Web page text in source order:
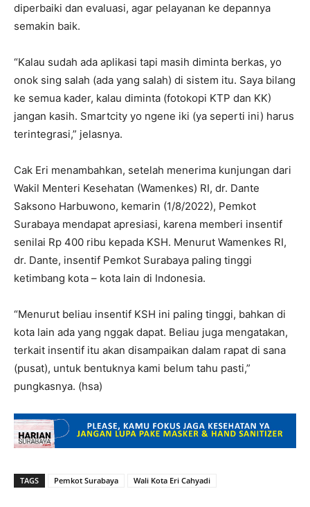
diperbaiki dan evaluasi, agar pelayanan ke depannya
semakin baik.
“Kalau sudah ada aplikasi tapi masih diminta berkas, yo
onok sing salah (ada yang salah) di sistem itu. Saya bilang
ke semua kader, kalau diminta (fotokopi KTP dan KK)
jangan kasih. Smartcity yo ngene iki (ya seperti ini) harus
terintegrasi,” jelasnya.
Cak Eri menambahkan, setelah menerima kunjungan dari
Wakil Menteri Kesehatan (Wamenkes) RI, dr. Dante
Saksono Harbuwono, kemarin (1/8/2022), Pemkot
Surabaya mendapat apresiasi, karena memberi insentif
senilai Rp 400 ribu kepada KSH. Menurut Wamenkes RI,
dr. Dante, insentif Pemkot Surabaya paling tinggi
ketimbang kota – kota lain di Indonesia.
“Menurut beliau insentif KSH ini paling tinggi, bahkan di
kota lain ada yang nggak dapat. Beliau juga mengatakan,
terkait insentif itu akan disampaikan dalam rapat di sana
(pusat), untuk bentuknya kami belum tahu pasti,”
pungkasnya. (hsa)
TAGS Pemkot Surabaya Wali Kota Eri Cahyadi